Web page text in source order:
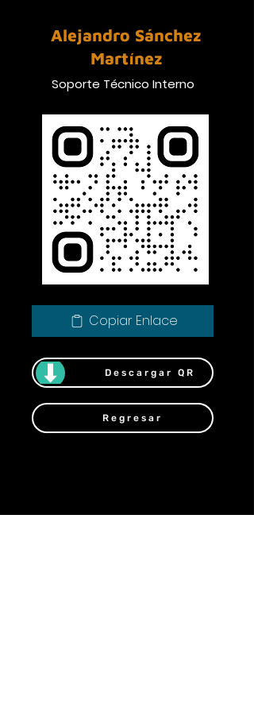
Alejandro Sánchez
Martínez
Soporte Técnico Interno
Copiar Enlace
Descargar QR
Regresar